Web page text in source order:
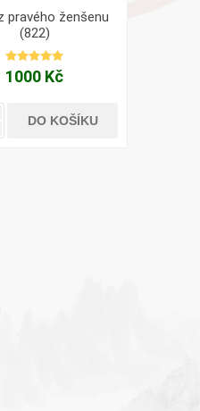
pravého ženšenu
(822)
1000 Kč
DO KOŠÍKU